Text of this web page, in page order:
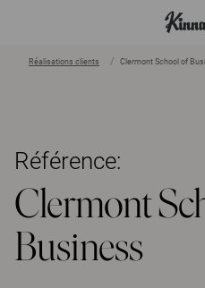
Réalisations clients Clermont School of
Référence:
Clermont
Business